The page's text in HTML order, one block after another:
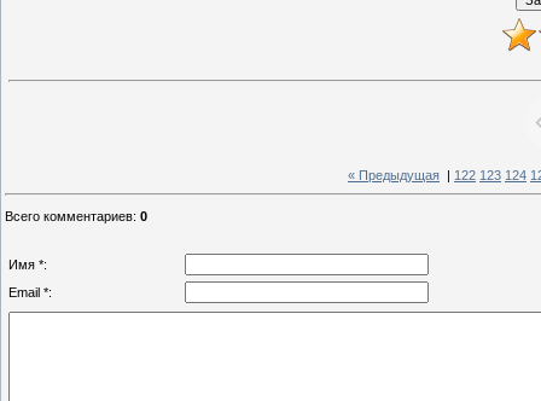
« Предыдущая 122 123 124
Всего комментариев: 0
Имя *:
Email *: